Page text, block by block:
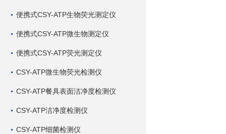
便携式CSY-ATP生物荧光测定仪
便携式CSY-ATP微生物测定仪
便携式CSY-ATP荧光测定仪
CSY-ATP微生物荧光检测仪
CSY-ATP餐具表面洁净度检测仪
CSY-ATP洁净度检测仪
CSY-ATP细菌检测仪